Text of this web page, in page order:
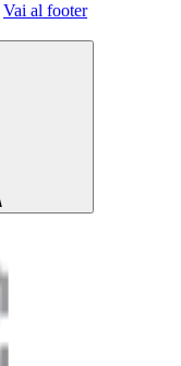
Vai al footer